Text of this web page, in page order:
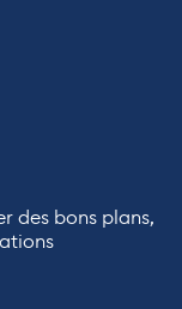
des bons plans,